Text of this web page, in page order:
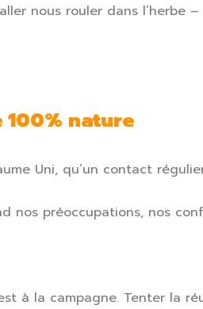
nous rouler dans l’herbe
100% nature
Uni, qu’un contact
nos préoccupations, nos
à la campagne. Tenter la